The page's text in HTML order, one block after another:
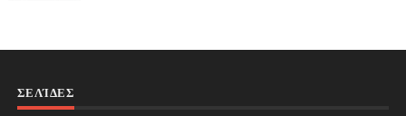
ΣΕΛΊΔΕΣ